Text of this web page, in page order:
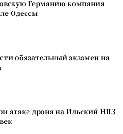
Германию компания
Одессы
обязательный экзамен на
атаке дрона на Ильский НПЗ